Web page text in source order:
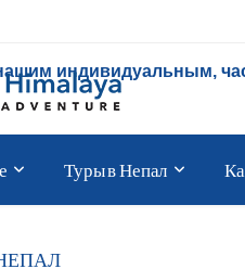
индивидуальным,
Туры в Непал